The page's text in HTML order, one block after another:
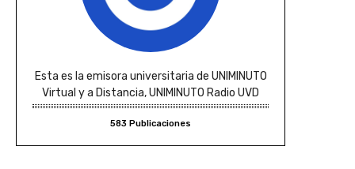
Esta es la emisora universitaria de UNIMINUTO
Virtual y a Distancia, UNIMINUTO Radio UVD
583 Publicaciones